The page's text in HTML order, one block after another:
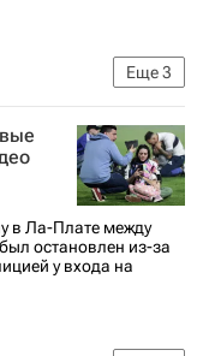
Еще3
в Ла-Плате между
остановлен из-за
у входа на